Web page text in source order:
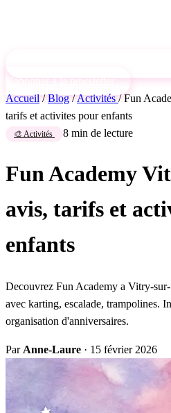
S'abonner à la newsletter
Accueil / Blog /Activités/ Fun
tarifs et activites pour enfants
🎨 Activités 8 min de lecture
Fun Academy
avis, tarifs et
enfants
Decouvrez Fun Academy a Vitry-
avec karting, escalade, trampolines.
organisation d'anniversaires.
Par Anne-Laure · 15 février 2026